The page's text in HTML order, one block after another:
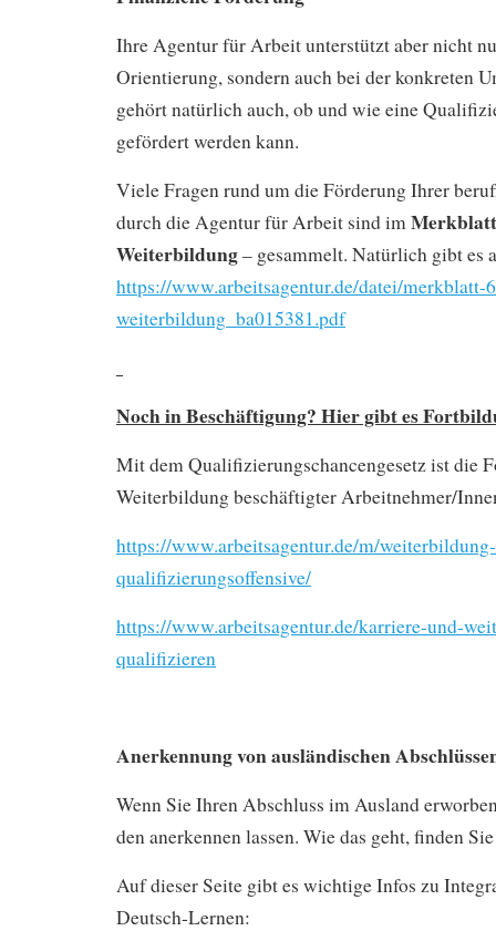
Ihre Agentur für Arbeit unterstützt aber nicht
Orientierung, sondern auch bei der konkreten
gehört natürlich auch, ob und wie eine
gefördert werden kann.
Viele Fragen rund um die Förderung Ihrer
durch die Agentur für Arbeit sind im
Weiterbildung– gesammelt. Natürlich gibt es
https://www.arbeitsagentur.de/datei/merkblatt-
weiterbildung_ba015381.pdf
Noch in Beschäftigung? Hier gibt es
Mit dem Qualifizierungschancengesetz ist die
Weiterbildung beschäftigter Arbeitnehmer/
https://www.arbeitsagentur.de/m/weiterbildung-
qualifizierungsoffensive/
https://www.arbeitsagentur.de/karriere-und-
qualifizieren
Anerkennung von ausländischen
Wenn Sie Ihren Abschluss im Ausland
den anerkennen lassen. Wie das geht, finden
Auf dieser Seite gibt es wichtige Infos zu
Deutsch-Lernen: